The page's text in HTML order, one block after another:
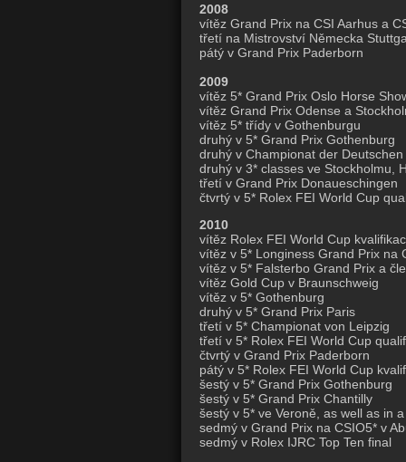
2008
vítěz Grand Prix na CSI Aarhus a
třetí na Mistrovství Německa
pátý v Grand Prix Paderborn
2009
vítěz 5* Grand Prix Oslo Horse
vítěz Grand Prix Odense a
vítěz 5* třídy v Gothenburgu
druhý v 5* Grand Prix Gothenburg
druhý v Championat der
druhý v 3* classes ve Stockholmu,
třetí v Grand Prix Donaueschingen
čtvrtý v 5* Rolex FEI World Cup
2010
vítěz Rolex FEI World Cup
vítěz v 5* Longiness Grand Prix na
vítěz v 5* Falsterbo Grand Prix a
vítěz Gold Cup v Braunschweig
vítěz v 5* Gothenburg
druhý v 5* Grand Prix Paris
třetí v 5* Championat von Leipzig
třetí v 5* Rolex FEI World Cup
čtvrtý v Grand Prix Paderborn
pátý v 5* Rolex FEI World Cup
šestý v 5* Grand Prix Gothenburg
šestý v 5* Grand Prix Chantilly
šestý v 5* ve Veroně, as well as in
sedmý v Grand Prix na CSIO5* v
sedmý v Rolex IJRC Top Ten final